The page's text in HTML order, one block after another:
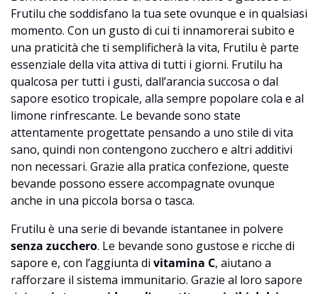
Frutilu che soddisfano la tua sete ovunque e in qualsiasi
momento. Con un gusto di cui ti innamorerai subito e
una praticità che ti semplificherà la vita, Frutilu è parte
essenziale della vita attiva di tutti i giorni. Frutilu ha
qualcosa per tutti i gusti, dall’arancia succosa o dal
sapore esotico tropicale, alla sempre popolare cola e al
limone rinfrescante. Le bevande sono state
attentamente progettate pensando a uno stile di vita
sano, quindi non contengono zucchero e altri additivi
non necessari. Grazie alla pratica confezione, queste
bevande possono essere accompagnate ovunque
anche in una piccola borsa o tasca.
Frutilu è una serie di bevande istantanee in polvere
senza zucchero. Le bevande sono gustose e ricche di
sapore e, con l’aggiunta di vitamina C, aiutano a
rafforzare il sistema immunitario. Grazie al loro sapore